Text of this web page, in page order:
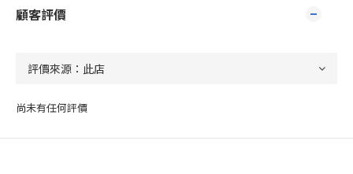
顧客評價
尚未有任何評價